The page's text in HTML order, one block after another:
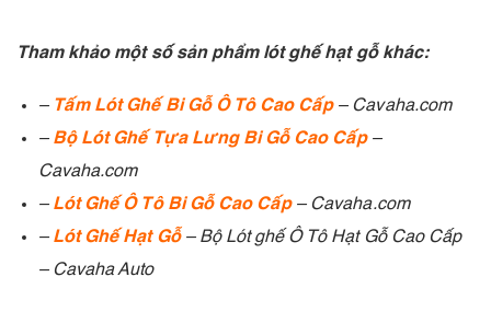
Tham khảo một số sản phẩm lót ghế hạt gỗ khác:
– Tấm Lót Ghế Bi Gỗ Ô Tô Cao Cấp– Cavaha.com
– Bộ Lót Ghế Tựa Lưng Bi Gỗ Cao Cấp–
Cavaha.com
– Lót Ghế Ô Tô Bi Gỗ Cao Cấp– Cavaha.com
– Lót Ghế Hạt Gỗ– Bộ Lót ghế Ô Tô Hạt Gỗ Cao Cấp
– Cavaha Auto